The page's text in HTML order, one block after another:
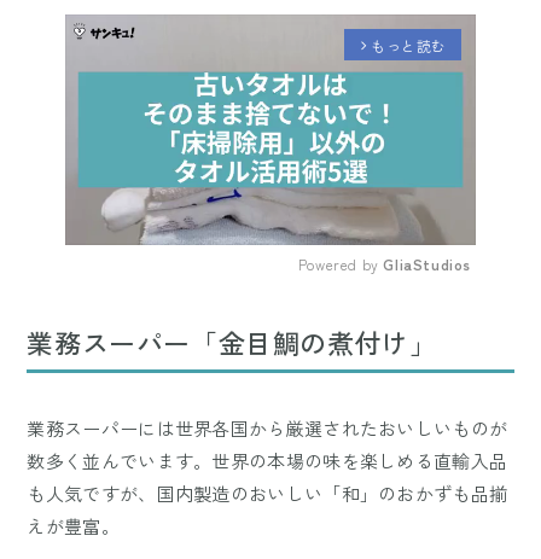
arrow_forward_ios もっと読む
Powered by GliaStudios
業務スーパー「金目鯛の煮付け」
業務スーパーには世界各国から厳選されたおいしいものが
数多く並んでいます。世界の本場の味を楽しめる直輸入品
も人気ですが、国内製造のおいしい「和」のおかずも品揃
えが豊富。